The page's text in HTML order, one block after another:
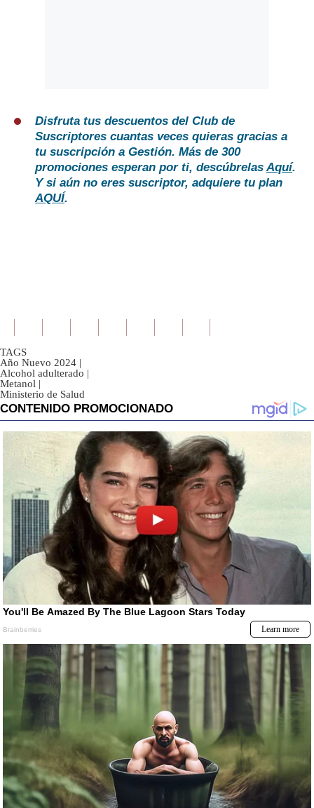
Disfruta tus descuentos del Club de
Suscriptores cuantas veces quieras gracias a
tu suscripción a Gestión. Más de 300
promociones esperan por ti, descúbrelasAquí.
Y si aún no eres suscriptor, adquiere tu plan
AQUÍ.
TAGS
Año Nuevo 2024 |
Alcohol adulterado |
Metanol |
Ministerio de Salud